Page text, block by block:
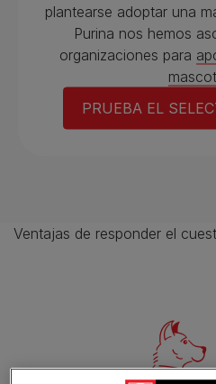
plantearse adoptar una
Purina nos hemos
organizaciones para
PRUEBA EL
Ventajas de responder el